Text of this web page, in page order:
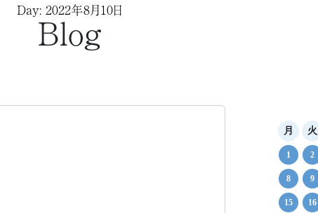
Day: 2022年8月10日
Blog
月 火
1 2
8 9
15 16